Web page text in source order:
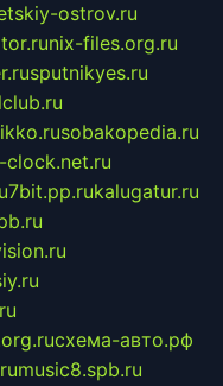
ostrov.ru
nix-files.org.ru
sputnikyes.ru
sobakopedia.ru
clock.net.ru
7bit.pp.rukalugatur.ru
схема-авто.рф
music8.spb.ru